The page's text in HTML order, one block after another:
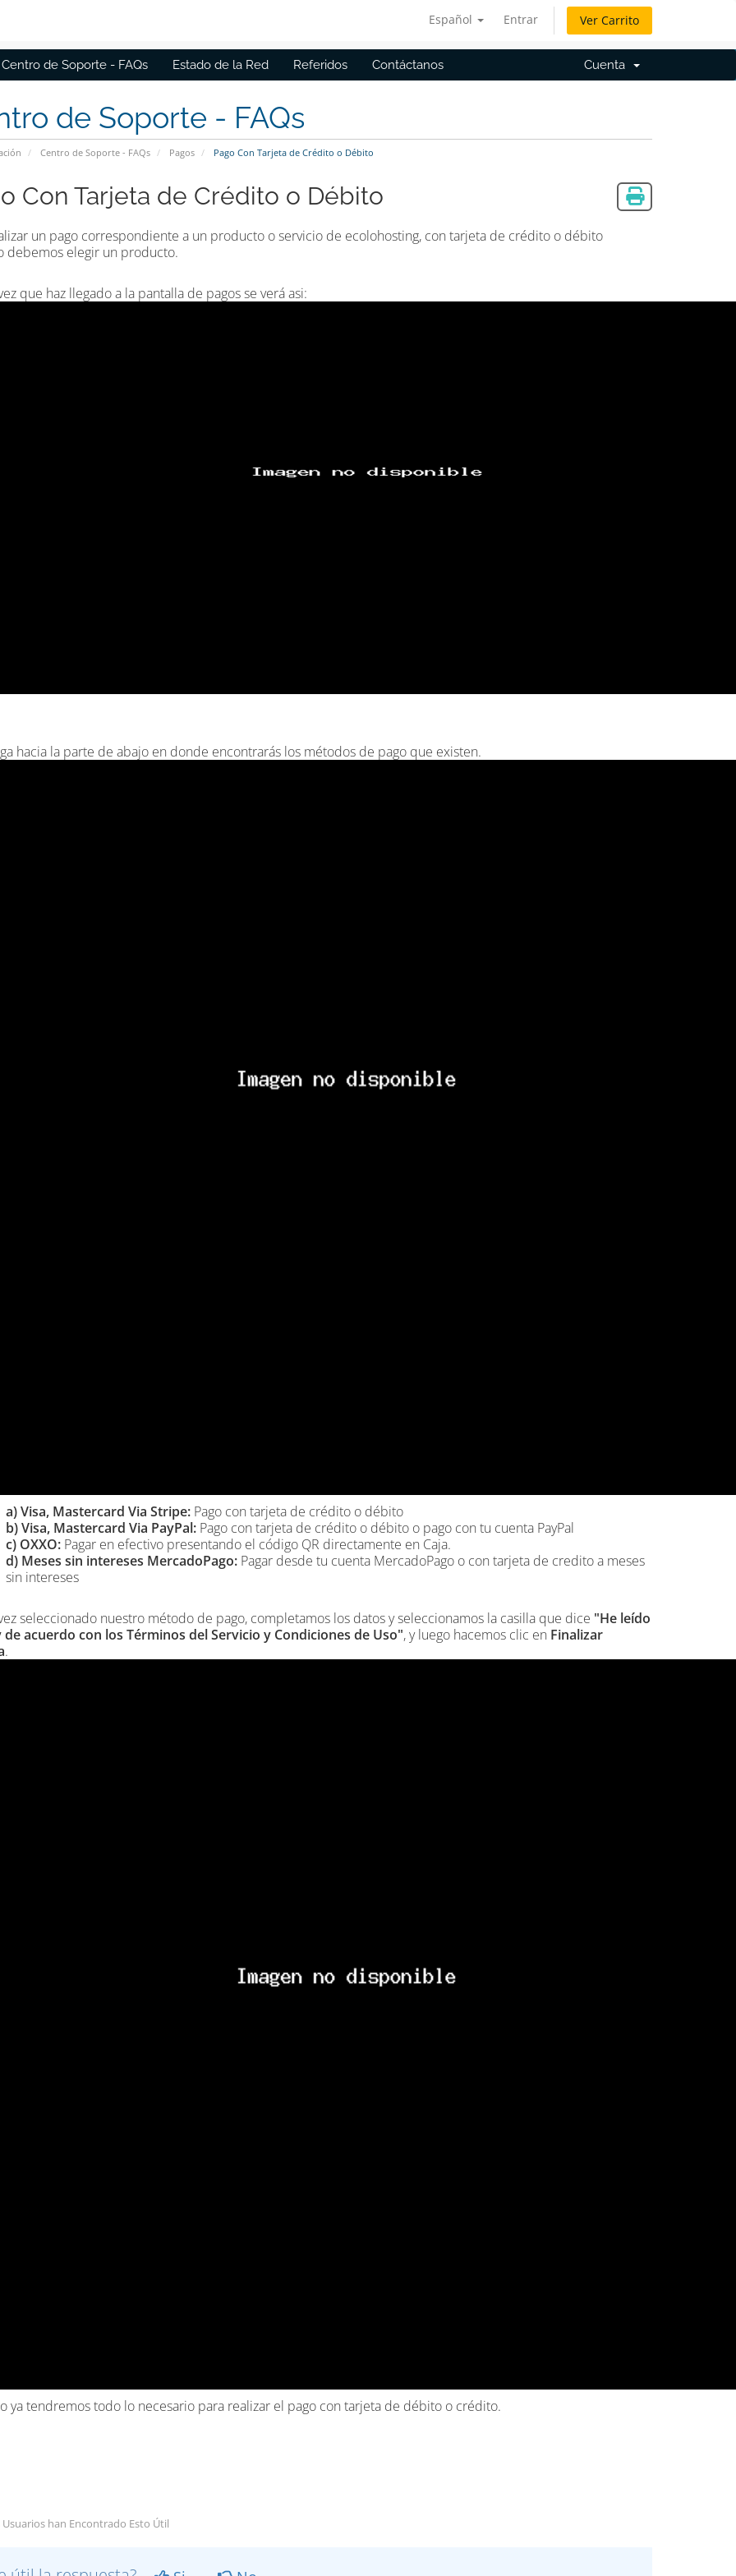
Español Entrar Ver Carrito
Centro de Soporte - FAQs Estado de la Red Referidos Contáctanos Cuenta
de Soporte - FAQs
Centro de Soporte - FAQs Pagos Pago Con Tarjeta de Crédito o Débito
Con Tarjeta de Crédito o Débito
un pago correspondiente a un producto o servicio de ecolohosting, con tarjeta de crédito o débito
debemos elegir un producto.
que haz llegado a la pantalla de pagos se verá asi:
hacia la parte de abajo en donde encontrarás los métodos de pago que existen.
a) Visa, Mastercard Via Stripe:Pago con tarjeta de crédito o débito
b) Visa, Mastercard Via PayPal:Pago con tarjeta de crédito o débito o pago con tu cuenta PayPal
c) OXXO:Pagar en efectivo presentando el código QR directamente en Caja.
d) Meses sin intereses MercadoPago:Pagar desde tu cuenta MercadoPago o con tarjeta de credito a meses
sin intereses
seleccionado nuestro método de pago, completamos los datos y seleccionamos la casilla que dice "He leído
de acuerdo con los Términos del Servicio y Condiciones de Uso", y luego hacemos clic en Finalizar
.
ya tendremos todo lo necesario para realizar el pago con tarjeta de débito o crédito.
han Encontrado Esto Útil